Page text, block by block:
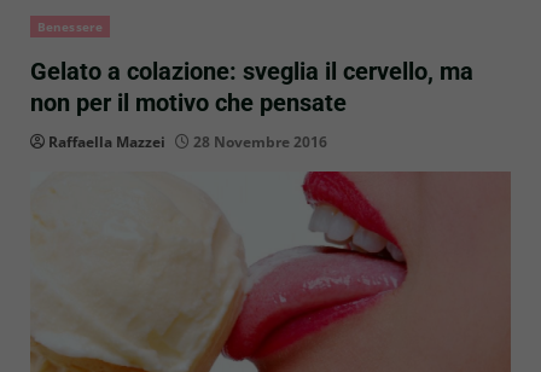
Benessere
Gelato a colazione: sveglia il cervello, ma
non per il motivo che pensate
Raffaella Mazzei 28 Novembre 2016